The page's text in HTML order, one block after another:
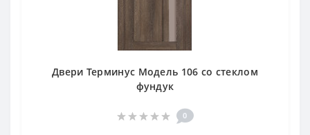
Двери Терминус Модель 106 со стеклом
фундук
0